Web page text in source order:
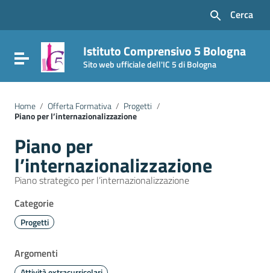
Vai al footer
Cerca
Attiva / disattiva la navigazione
Istituto Comprensivo 5 Bologna
Sito web ufficiale dell'IC 5 di Bologna
Home / Offerta Formativa / Progetti /
Piano per l’internazionalizzazione
Piano per
l’internazionalizzazione
Piano strategico per l’internazionalizzazione
Categorie
Progetti
Argomenti